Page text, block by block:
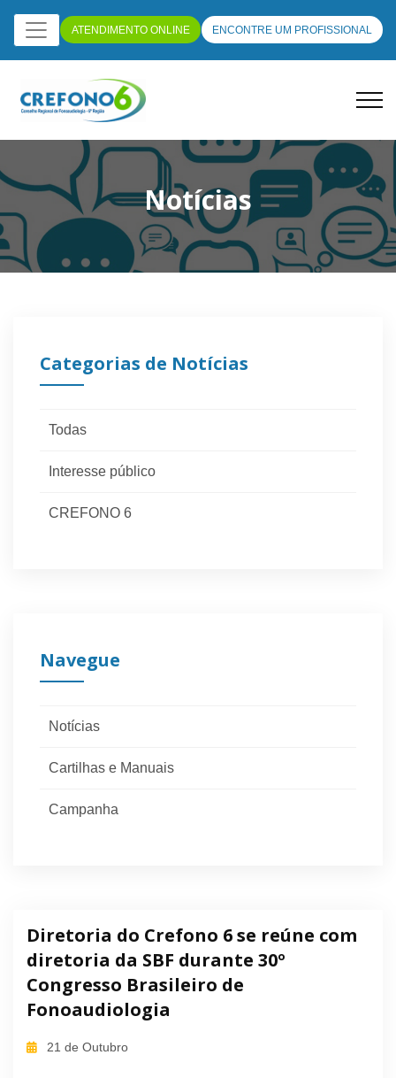
ATENDIMENTO ONLINE ENCONTRE UM PROFISSIONAL
Notícias
Categorias de Notícias
Todas
Interesse público
CREFONO 6
Navegue
Notícias
Cartilhas e Manuais
Campanha
Diretoria do Crefono 6 se reúne com
diretoria da SBF durante 30º
Congresso Brasileiro de
Fonoaudiologia
21 de Outubro